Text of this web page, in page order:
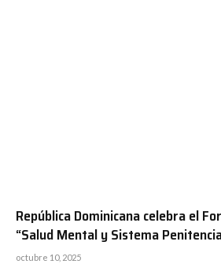
República Dominicana celebra el
“Salud Mental y Sistema
octubre 10, 2025